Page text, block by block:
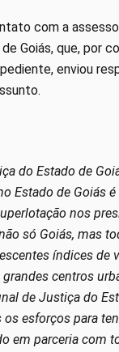
com a
Goiás, que, por
enviou
do Estado de
Estado de Goiás
nos
só Goiás, mas
índices de
centros
de Justiça do
esforços para
em parceria com